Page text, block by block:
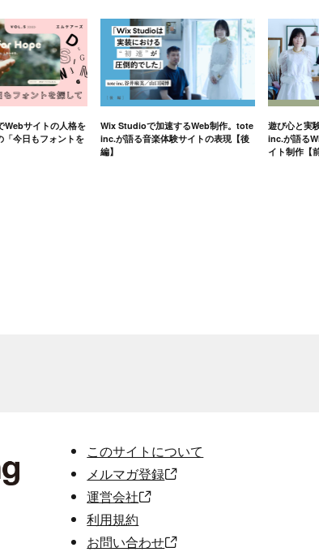
Webサイトの人格を
「今日もフォントを
Wix Studioで加速するWeb制作。tote
inc.が語る音楽体験サイトの表現【後
編】
遊び心と実
inc.が語る
イト制作【
このサイトについて
メルマガ登録
運営会社
利用規約
お問い合わせ